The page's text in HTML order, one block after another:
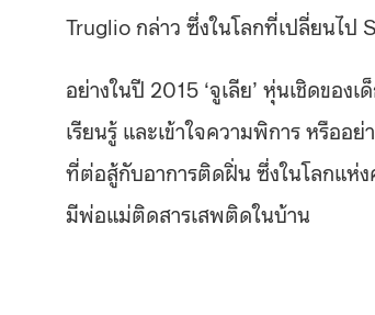
Truglio กล่าว ซึ่งในโลกที่เปลี่ยนไ
อย่างในปี 2015 ‘จูเลีย’ หุ่นเชิดขอ
เรียนรู้ และเข้าใจความพิการ หรืออ
ที่ต่อสู้กับอาการติดฝิ่น ซึ่งในโลกแห่ง
มีพ่อแม่ติดสารเสพติดในบ้าน